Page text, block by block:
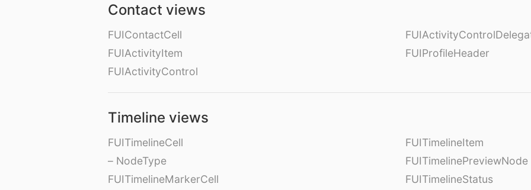
Contact views
FUIContactCell
FUIActivityItem
FUIActivityControl
FUIProfileHeader
Timeline views
FUITimelineCell
– NodeType
FUITimelineMarkerCell
FUITimelineItem
FUITimelinePreviewNode
FUITimelineStatus